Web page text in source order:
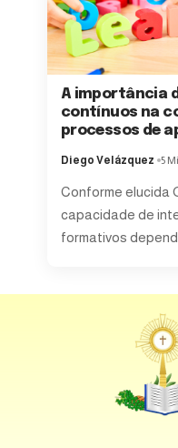
A importância
contínuos na
processos de
Diego Velázquez 5
Conforme elucida
capacidade de
formativos